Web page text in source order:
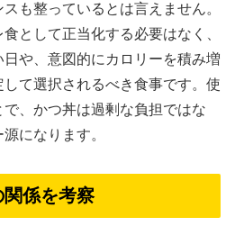
も整っているとは言えません。
として正当化する必要はなく、
日や、意図的にカロリーを積み増
て選択されるべき食事です。使
、かつ丼は過剰な負担ではな
になります。
係を考察